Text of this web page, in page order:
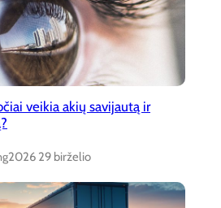
veikia akių savijautą ir
2026 29 birželio